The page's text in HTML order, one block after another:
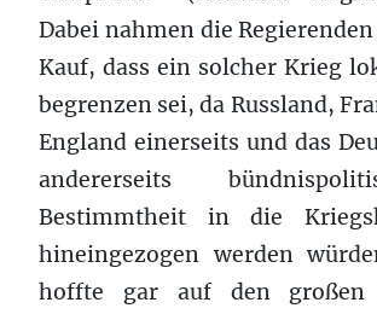
Dabei nahmen die
Kauf, dass ein solcher Krieg
begrenzen sei, da Russland,
England einerseits und das
andererseits
Bestimmtheit in die
hineingezogen werden
hoffte gar auf den großen